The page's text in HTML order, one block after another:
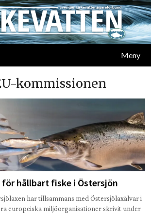
Meny
kommissionen
för hållbart fiske i Östersjön
har tillsammans med Östersjölaxälvar i
europeiska miljöorganisationer skrivit under